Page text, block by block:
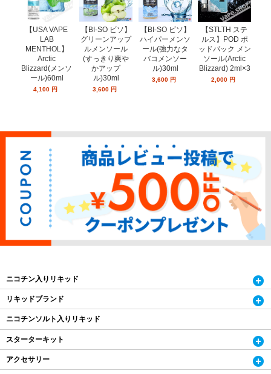
【USA VAPE
LAB
MENTHOL】
Arctic
Blizzard(メンソ
ール)60ml
4,100 円
【BI-SO ビソ】
グリーンアップ
ルメンソール
(すっきり爽や
かアップ
ル)30ml
3,600 円
【BI-SO ビソ】
ハイパーメンソ
ール(強力なタ
バコメンソー
ル)30ml
3,600 円
【STLTH ステ
ルス】POD ポ
ッドパック メン
ソール(Arctic
Blizzard) 2ml×3
2,000 円
ニコチン入りリキッド
リキッドブランド
ニコチンソルト入りリキッド
スターターキット
アクセサリー